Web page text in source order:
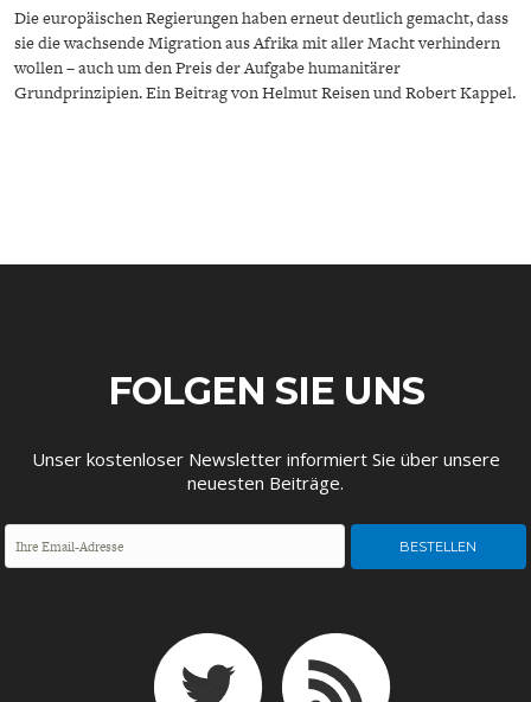
DAS POST-CORONA-
ZEITALTER
DEUTSCHEN VWL
ÖKONOMENSZENE
Die europäischen Regierungen haben erneut deutlich gemacht, dass
sie die wachsende Migration aus Afrika mit aller Macht verhindern
wollen – auch um den Preis der Aufgabe humanitärer
Grundprinzipien. Ein Beitrag von Helmut Reisen und Robert Kappel.
FOLGEN SIE UNS
Unser kostenloser Newsletter informiert Sie über unsere
neuesten Beiträge.